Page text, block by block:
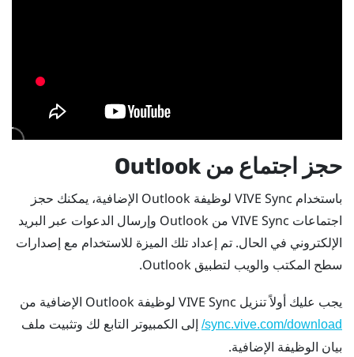
حجز اجتماع من Outlook
باستخدام VIVE Sync لوظيفة Outlook الإضافية، يمكنك حجز
اجتماعات VIVE Sync من Outlook وإرسال الدعوات عبر البريد
الإلكتروني في الحال. تم إعداد تلك الميزة للاستخدام مع إصدارات
سطح المكتب والويب لتطبيق Outlook
.
يجب عليك أولاً تنزيل VIVE Sync لوظيفة Outlook الإضافية من
sync.vive.com/download/ إلى الكمبيوتر التابع لك وتثبيت ملف
بيان الوظيفة الإضافية.